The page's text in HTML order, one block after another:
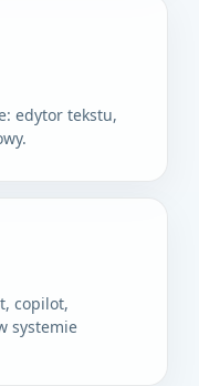
edytor tekstu,
copilot,
systemie